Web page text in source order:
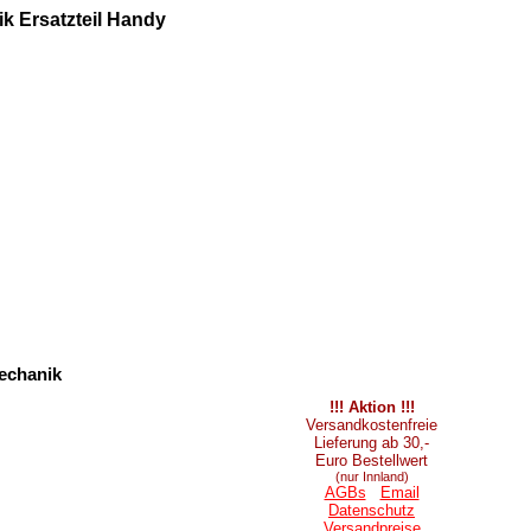
Ersatzteil Handy
!!! Aktion !!!
Versandkostenfreie
Lieferung ab 30,-
Euro Bestellwert
(nur Innland)
AGBs
Email
Datenschutz